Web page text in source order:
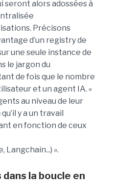
seront alors adossées à
Précisons
d’un registry de
une seule instance de
le jargon du
de fois que le nombre
et un agent IA. «
au niveau de leur
y a un travail
en fonction de ceux
Langchain...) ».
la boucle en